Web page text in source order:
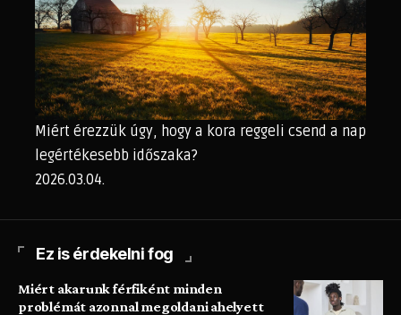
Miért érezzük úgy, hogy a kora reggeli csend a nap
legértékesebb időszaka?
2026.03.04.
Ez is érdekelni fog
Miért akarunk férfiként minden
problémát azonnal megoldani ahelyett